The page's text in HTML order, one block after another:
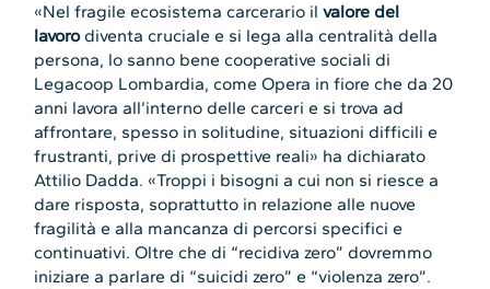
«Nel fragile ecosistema carcerario ilvalore del
lavorodiventa cruciale e si lega alla centralità della
persona, lo sanno bene cooperative sociali di
Legacoop Lombardia, come Opera in fiore che da 20
anni lavora all’interno delle carceri e si trova ad
affrontare, spesso in solitudine, situazioni difficili e
frustranti, prive di prospettive reali» ha dichiarato
Attilio Dadda. «Troppi i bisogni a cui non si riesce a
dare risposta, soprattutto in relazione alle nuove
fragilità e alla mancanza di percorsi specifici e
continuativi. Oltre che di “recidiva zero” dovremmo
iniziare a parlare di “suicidi zero” e “violenza zero”.